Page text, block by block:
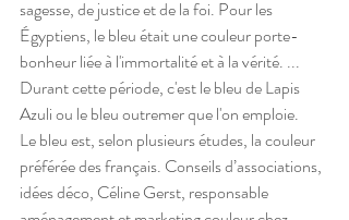
sagesse, de justice et de la foi. Pour les
Égyptiens, le bleu était une couleur porte-
bonheur liée à l'immortalité et à la vérité. ...
Durant cette période, c'est le bleu de Lapis
Azuli ou le bleu outremer que l'on emploie.
Le bleu est, selon plusieurs études, la couleur
préférée des français. Conseils d’associations,
idées déco, Céline Gerst, responsable